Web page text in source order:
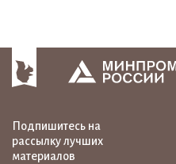
Подпишитесь на
рассылку лучших
материалов